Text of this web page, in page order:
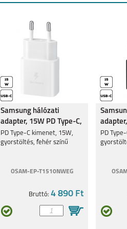
XIAOMI 12
REDMI NOTE 11 4G POCO M4
Samsung hálózati
adapter, 15W PD Type-C,
Fehér
PD Type-C kimenet, 15W,
gyorstöltés, fehér színű
OSAM-EP-T1510NWEG
Bruttó: 4 890 Ft
Fekete
PD